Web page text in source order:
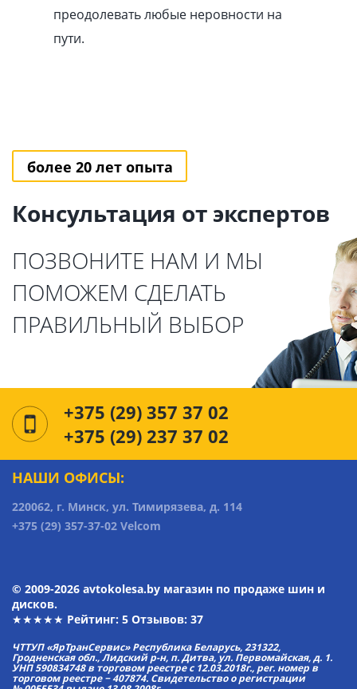
преодолевать любые неровности на
пути.
более 20 лет опыта
Консультация от экспертов
ПОЗВОНИТЕ НАМ И МЫ
ПОМОЖЕМ СДЕЛАТЬ
ПРАВИЛЬНЫЙ ВЫБОР
+375 (29) 357 37 02
+375 (29) 237 37 02
НАШИ ОФИСЫ:
220062, г. Минск, ул. Тимирязева, д. 114
+375 (29) 357-37-02 Velcom
© 2009-2026 avtokolesa.by магазин по продаже шин и
дисков.
★★★★★ Рейтинг: 5 Отзывов: 37
ЧТТУП «ЯрТранСервис» Республика Беларусь, 231322,
Гродненская обл., Лидский р-н, п. Дитва, ул. Первомайская, д. 1.
УНП 590834748 в торговом реестре с 12.03.2018г., рег. номер в
торговом реестре − 407874. Свидетельство о регистрации